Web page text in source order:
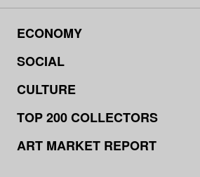
ECONOMY
SOCIAL
CULTURE
TOP 200 COLLECTORS
ART MARKET REPORT